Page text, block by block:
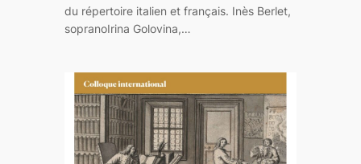
du répertoire italien et français. Inès Berlet,
sopranoIrina Golovina,…